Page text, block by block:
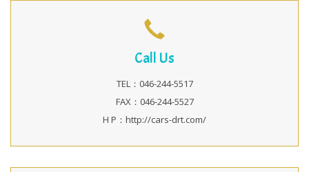
Call Us
TEL：046-244-5517
FAX：046-244-5527
H P：http://cars-drt.com/